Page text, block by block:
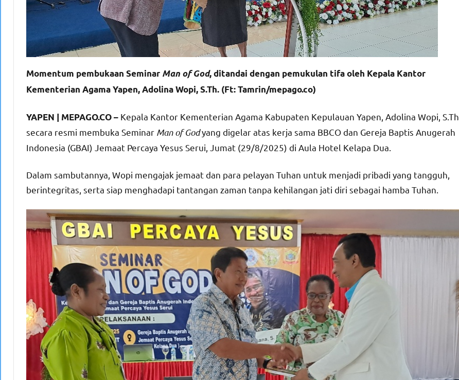
Momentum pembukaan Seminar Man of God, ditandai dengan pemukulan tifa oleh Kepala Kantor
Kementerian Agama Yapen, Adolina Wopi, S.Th. (Ft: Tamrin/mepago.co)
YAPEN | MEPAGO.CO – Kepala Kantor Kementerian Agama Kabupaten Kepulauan Yapen, Adolina Wopi, S.Th,
secara resmi membuka Seminar Man of Godyang digelar atas kerja sama BBCO dan Gereja Baptis Anugerah
Indonesia (GBAI) Jemaat Percaya Yesus Serui, Jumat (29/8/2025) di Aula Hotel Kelapa Dua.
Dalam sambutannya, Wopi mengajak jemaat dan para pelayan Tuhan untuk menjadi pribadi yang tangguh,
berintegritas, serta siap menghadapi tantangan zaman tanpa kehilangan jati diri sebagai hamba Tuhan.